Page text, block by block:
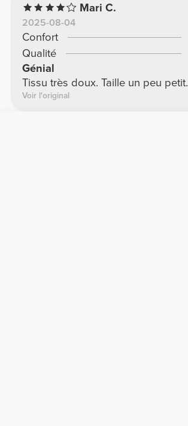
Mari C.
2025-08-04
Confort
Qualité
Génial
Tissu très doux. Taille un peu petit.
Voir l'original